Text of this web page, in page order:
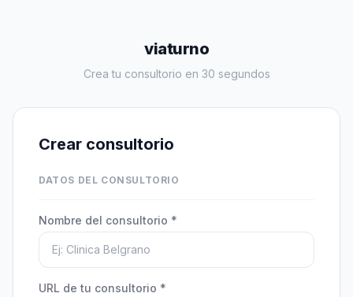
viaturno
Crea tu consultorio en 30 segundos
Crear consultorio
DATOS DEL CONSULTORIO
Nombre del consultorio *
URL de tu consultorio *